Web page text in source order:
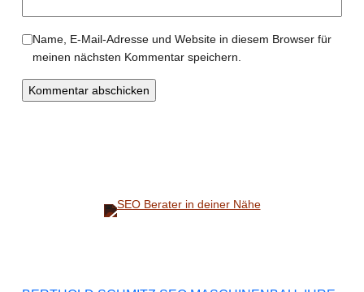
Name, E-Mail-Adresse und Website in diesem Browser für
meinen nächsten Kommentar speichern.